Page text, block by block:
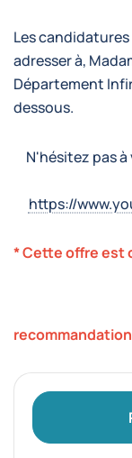
Les
adresser à,
Département
dessous.
N'hésitez pas
https://
* Cette offre est
recommandation